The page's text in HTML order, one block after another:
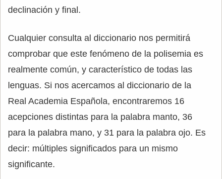
declinación y final.
Cualquier consulta al diccionario nos permitirá
comprobar que este fenómeno de la polisemia es
realmente común, y característico de todas las
lenguas. Si nos acercamos al diccionario de la
Real Academia Española, encontraremos 16
acepciones distintas para la palabra manto, 36
para la palabra mano, y 31 para la palabra ojo. Es
decir: múltiples significados para un mismo
significante.